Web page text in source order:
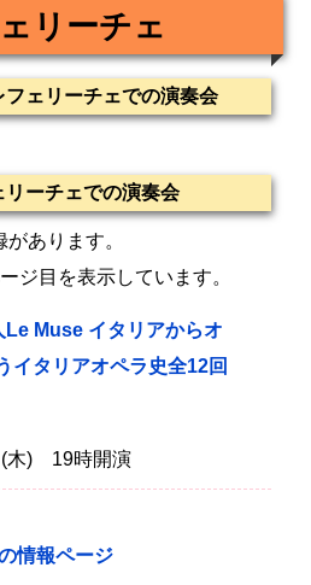
リーチェ
ェリーチェでの演奏会
ーチェでの演奏会
あります。
ジ目を表示しています。
Le Muse イタリアからオ
イタリアオペラ史全12回
(木) 19時開演
情報ページ